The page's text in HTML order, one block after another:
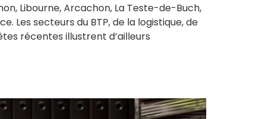
Libourne, Arcachon, La Teste-de-Buch,
Les secteurs du BTP, de la logistique, de
récentes illustrent d’ailleurs